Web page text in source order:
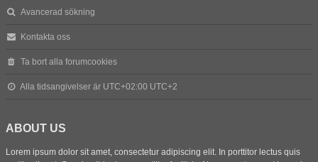
Avancerad sökning
Kontakta oss
Ta bort alla forumcookies
Alla tidsangivelser är UTC+02:00 UTC+2
ABOUT US
Lorem ipsum dolor sit amet, consectetur adipiscing elit. In porttitor lectus quis